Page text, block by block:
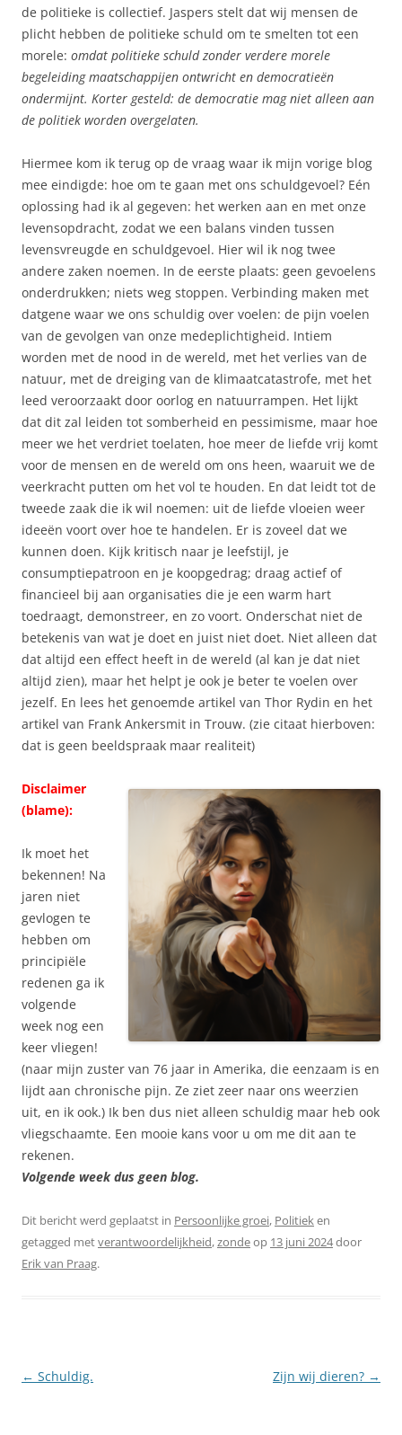
de politieke is collectief. Jaspers stelt dat wij mensen de
plicht hebben de politieke schuld om te smelten tot een
morele: omdat politieke schuld zonder verdere morele
begeleiding maatschappijen ontwricht en democratieën
ondermijnt. Korter gesteld: de democratie mag niet alleen aan
de politiek worden overgelaten.
Hiermee kom ik terug op de vraag waar ik mijn vorige blog
mee eindigde: hoe om te gaan met ons schuldgevoel? Eén
oplossing had ik al gegeven: het werken aan en met onze
levensopdracht, zodat we een balans vinden tussen
levensvreugde en schuldgevoel. Hier wil ik nog twee
andere zaken noemen. In de eerste plaats: geen gevoelens
onderdrukken; niets weg stoppen. Verbinding maken met
datgene waar we ons schuldig over voelen: de pijn voelen
van de gevolgen van onze medeplichtigheid. Intiem
worden met de nood in de wereld, met het verlies van de
natuur, met de dreiging van de klimaatcatastrofe, met het
leed veroorzaakt door oorlog en natuurrampen. Het lijkt
dat dit zal leiden tot somberheid en pessimisme, maar hoe
meer we het verdriet toelaten, hoe meer de liefde vrij komt
voor de mensen en de wereld om ons heen, waaruit we de
veerkracht putten om het vol te houden. En dat leidt tot de
tweede zaak die ik wil noemen: uit de liefde vloeien weer
ideeën voort over hoe te handelen. Er is zoveel dat we
kunnen doen. Kijk kritisch naar je leefstijl, je
consumptiepatroon en je koopgedrag; draag actief of
financieel bij aan organisaties die je een warm hart
toedraagt, demonstreer, en zo voort. Onderschat niet de
betekenis van wat je doet en juist niet doet. Niet alleen dat
dat altijd een effect heeft in de wereld (al kan je dat niet
altijd zien), maar het helpt je ook je beter te voelen over
jezelf. En lees het genoemde artikel van Thor Rydin en het
artikel van Frank Ankersmit in Trouw. (zie citaat hierboven:
dat is geen beeldspraak maar realiteit)
Disclaimer
(blame):
Ik moet het
bekennen! Na
jaren niet
gevlogen te
hebben om
principiële
redenen ga ik
volgende
week nog een
keer vliegen!
(naar mijn zuster van 76 jaar in Amerika, die eenzaam is en
lijdt aan chronische pijn. Ze ziet zeer naar ons weerzien
uit, en ik ook.) Ik ben dus niet alleen schuldig maar heb ook
vliegschaamte. Een mooie kans voor u om me dit aan te
rekenen.
Volgende week dus geen blog.
Dit bericht werd geplaatst in Persoonlijke groei, Politieken
getagged metverantwoordelijkheid,zondeop 13 juni 2024door
Erik van Praag.
Berichtnavigatie
← Schuldig. Zijn wij dieren? →